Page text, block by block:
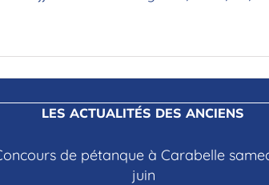
LES ACTUALITÉS DES ANCIENS
de pétanque à Carabelle
juin